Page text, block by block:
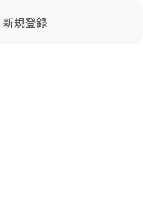
新規登録